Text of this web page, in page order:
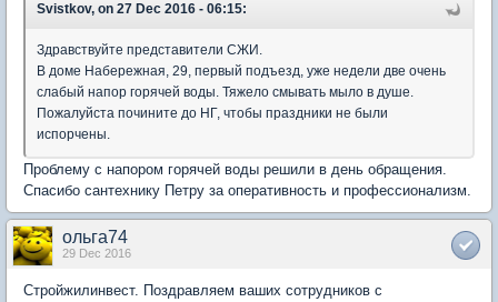
Svistkov, on 27 Dec 2016 - 06:15:
Здравствуйте представители СЖИ.
В доме Набережная, 29, первый подъезд, уже недели две очень
слабый напор горячей воды. Тяжело смывать мыло в душе.
Пожалуйста почините до НГ, чтобы праздники не были
испорчены.
Проблему с напором горячей воды решили в день обращения.
Спасибо сантехнику Петру за оперативность и профессионализм.
ольга74
29 Dec 2016
Стройжилинвест. Поздравляем ваших сотрудников с